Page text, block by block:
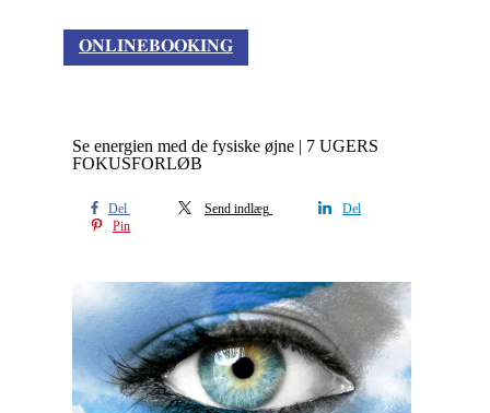
𝐎𝐍𝐋𝐈𝐍𝐄𝐁𝐎𝐎𝐊𝐈𝐍𝐆
Se energien med de fysiske øjne | 7 UGERS
FOKUSFORLØB
Del Send indlæg
Del
Pin